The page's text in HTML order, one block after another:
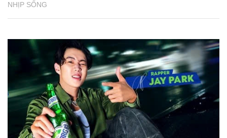
NHỊP SỐNG